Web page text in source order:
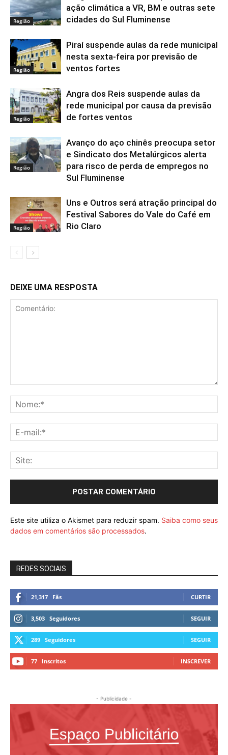
Região
ação climática a VR, BM e outras sete
cidades do Sul Fluminense
Região
Piraí suspende aulas da rede municipal
nesta sexta-feira por previsão de
ventos fortes
Região
Angra dos Reis suspende aulas da
rede municipal por causa da previsão
de fortes ventos
Região
Avanço do aço chinês preocupa setor
e Sindicato dos Metalúrgicos alerta
para risco de perda de empregos no
Sul Fluminense
Região
Uns e Outros será atração principal do
Festival Sabores do Vale do Café em
Rio Claro
DEIXE UMA RESPOSTA
Este site utiliza o Akismet para reduzir spam. Saiba como seus
dados em comentários são processados.
REDES SOCIAIS
21,317 Fãs CURTIR
3,503 Seguidores SEGUIR
289 Seguidores SEGUIR
77 Inscritos INSCREVER
- Publicidade -